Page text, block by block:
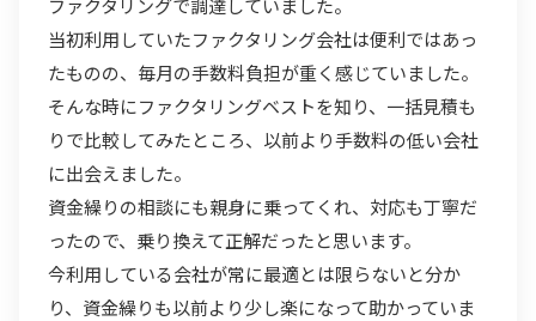
当初利用していたファクタリング会社は便利ではあっ
たものの、毎月の手数料負担が重く感じていました。
そんな時にファクタリングベストを知り、一括見積も
りで比較してみたところ、以前より手数料の低い会社
に出会えました。
資金繰りの相談にも親身に乗ってくれ、対応も丁寧だ
ったので、乗り換えて正解だったと思います。
今利用している会社が常に最適とは限らないと分か
り、資金繰りも以前より少し楽になって助かっていま